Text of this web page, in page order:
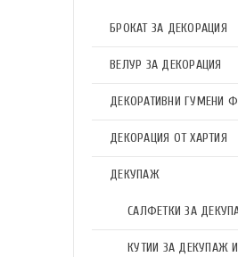
БРОКАТ ЗА ДЕКОРАЦИЯ
ВЕЛУР ЗА ДЕКОРАЦИЯ
ДЕКОРАТИВНИ ГУМЕНИ
ДЕКОРАЦИЯ ОТ ХАРТИЯ
ДЕКУПАЖ
САЛФЕТКИ ЗА
КУТИИ ЗА ДЕКУПАЖ И